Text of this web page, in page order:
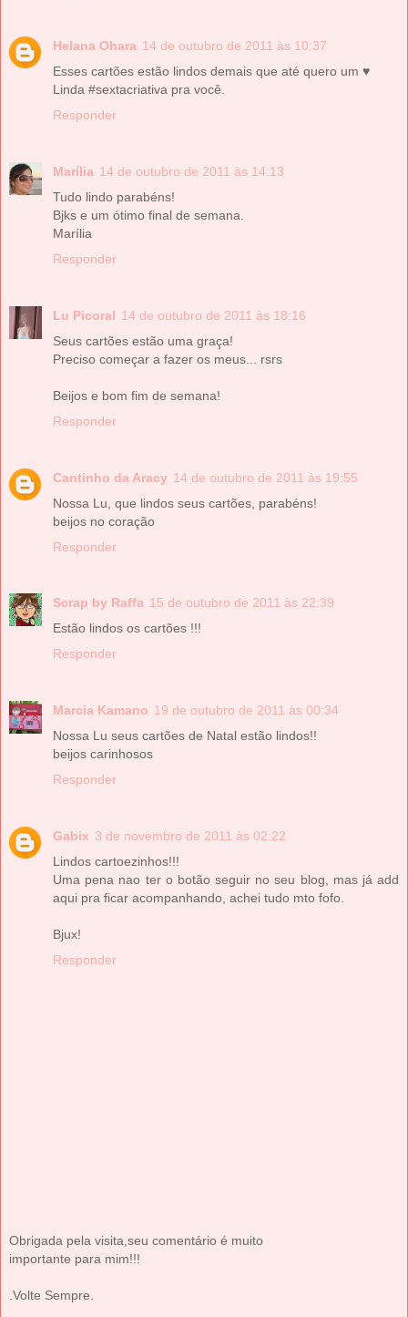
Helana Ohara 14 de outubro de 2011 às 10:37
Esses cartões estão lindos demais que até quero um ♥
Linda #sextacriativa pra você.
Responder
Marília 14 de outubro de 2011 às 14:13
Tudo lindo parabéns!
Bjks e um ótimo final de semana.
Marília
Responder
Lu Picoral 14 de outubro de 2011 às 18:16
Seus cartões estão uma graça!
Preciso começar a fazer os meus... rsrs
Beijos e bom fim de semana!
Responder
Cantinho da Aracy 14 de outubro de 2011 às 19:55
Nossa Lu, que lindos seus cartões, parabéns!
beijos no coração
Responder
Scrap by Raffa 15 de outubro de 2011 às 22:39
Estão lindos os cartões !!!
Responder
Marcia Kamano 19 de outubro de 2011 às 00:34
Nossa Lu seus cartões de Natal estão lindos!!
beijos carinhosos
Responder
Gabix 3 de novembro de 2011 às 02:22
Lindos cartoezinhos!!!
Uma pena nao ter o botão seguir no seu blog, mas já add
aqui pra ficar acompanhando, achei tudo mto fofo.
Bjux!
Responder
Obrigada pela visita,seu comentário é muito
importante para mim!!!
.Volte Sempre.